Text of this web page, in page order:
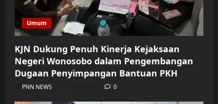
Umum
KJN Dukung Penuh Kinerja Kejaksaan
Negeri Wonosobo dalam Pengembangan
Dugaan Penyimpangan Bantuan PKH
PNN NEWS 0